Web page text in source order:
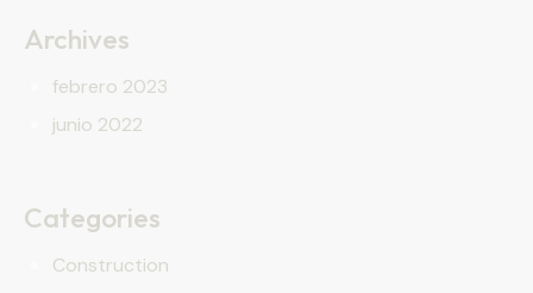
Archives
febrero 2023
junio 2022
Categories
Construction